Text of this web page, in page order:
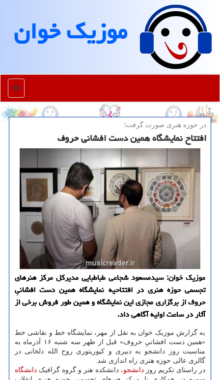
موزیك خوان
منو
در حوزه هنری صورت گرفت؛
افتتاح نمایشگاه همین دست افشانی حروف
موزیک خوان: سیدمسعود شجاعی طباطبایی مدیرکل مرکز هنرهای
تجسمی حوزه هنری در افتتاحیه نمایشگاه همین دست افشانیِ
حروف از برگزاری مجازی این نمایشگاه و همین طور فروش برخی از
آثار در ساعت اولیه آگاهی داد.
به گزارش موزیک خوان به نقل از مهر، نمایشگاه خط و نقاشی خط
«همین دست افشانیِ حروف» قبل از ظهر سه شنبه ۱۶ آذرماه به
مناسبت روز دانشجو به دبیری و کیوریتوری روح الله دلخانی در
گالری عالی حوزه هنری راه اندازی شد.
در راستای تکریم روزدانشجو، دانشکده هنر و گروه گرافیک دانشگاه